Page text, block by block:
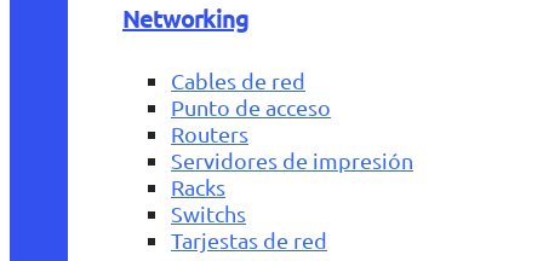
Networking
Cables de red
Punto de acceso
Routers
Servidores de impresión
Racks
Switchs
Tarjestas de red